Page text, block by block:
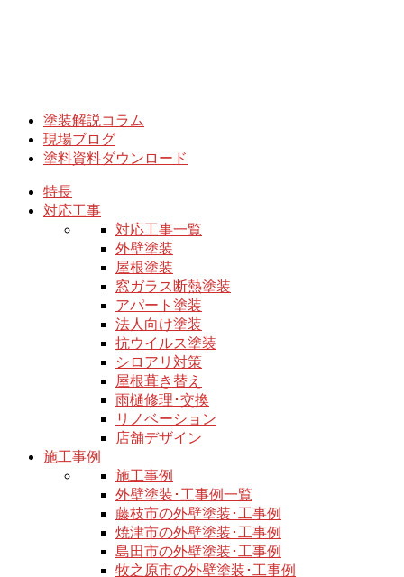
塗装解説コラム
現場ブログ
塗料資料ダウンロード
特長
対応工事
対応工事一覧
外壁塗装
屋根塗装
窓ガラス断熱塗装
アパート塗装
法人向け塗装
抗ウイルス塗装
シロアリ対策
屋根葺き替え
雨樋修理･交換
リノベーション
店舗デザイン
施工事例
施工事例
外壁塗装･工事例一覧
藤枝市の外壁塗装･工事例
焼津市の外壁塗装･工事例
島田市の外壁塗装･工事例
牧之原市の外壁塗装･工事例